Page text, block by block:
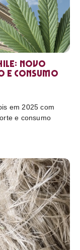
novo
e consumo
em 2025 com
e consumo